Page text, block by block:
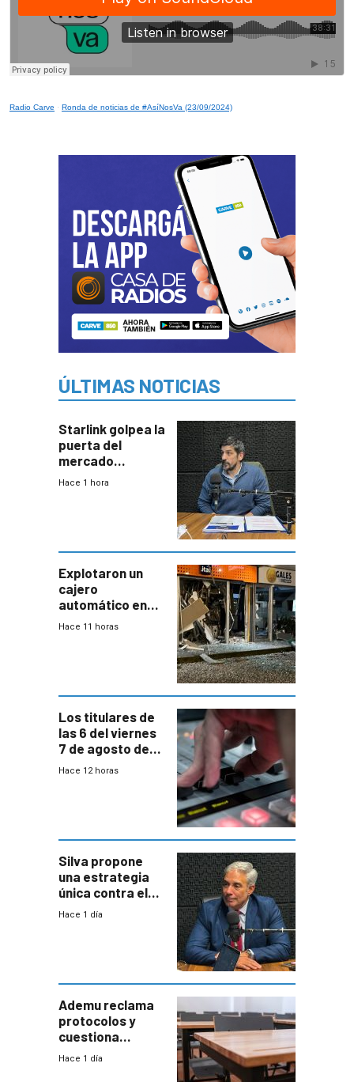
Radio Carve · Ronda de noticias de #AsíNosVa (23/09/2024)
ÚLTIMAS NOTICIAS
Starlink golpea la
puerta del
mercado
uruguayo y Antel
con mayor
miedo”
Hace 1 hora
Explotaron un
cajero
automático en
Parque Miramar;
Hace 11 horas
Los titulares de
las 6 del viernes
7 de agosto de
2026
Hace 12 horas
Silva propone
una estrategia
única contra el
narcotráfico y
Hace 1 día
Ademu reclama
protocolos y
cuestiona
demora de
Hace 1 día